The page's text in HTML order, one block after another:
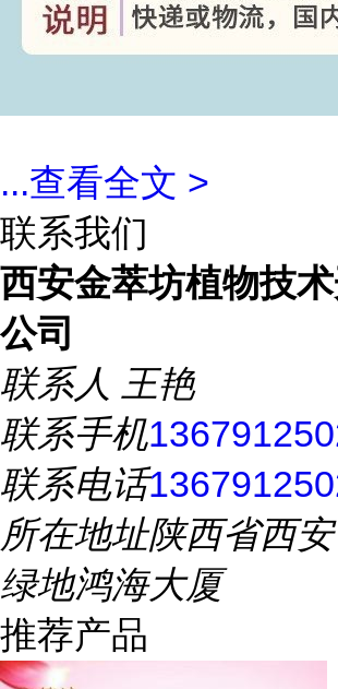
...查看全文 >
联系我们
西安金萃坊植物技
公司
联系人 王艳
联系手机
联系电话
所在地址陕西省西
绿地鸿海大厦
推荐产品